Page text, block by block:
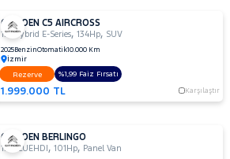
CITROEN C5 AIRCROSS
1.2 Hybrid E-Series,134Hp, SUV
2025BenzinOtomatik10.000 Km
İzmir
1.999.000 TL Karşılaştır
Rezerve %1,99 Faiz Fırsatı
CITROEN BERLINGO
1.5 BLUEHDI ,101Hp, Panel Van